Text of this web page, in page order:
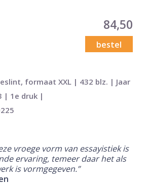
84,50
bestel
formaat XXL | 432 blz. | Jaar
| 1e druk |
vroege vorm van essayistiek is
ervaring, temeer daar het als
is vormgegeven.”